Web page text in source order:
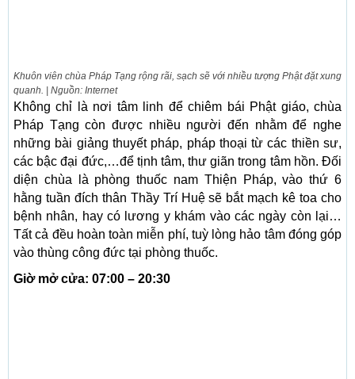
Khuôn viên chùa Pháp Tạng rộng rãi, sạch sẽ với nhiều tượng Phật đặt xung
quanh. | Nguồn: Internet
Không chỉ là nơi tâm linh để chiêm bái Phật giáo, chùa
Pháp Tạng còn được nhiều người đến nhằm để nghe
những bài giảng thuyết pháp, pháp thoại từ các thiền sư,
các bậc đại đức,…để tịnh tâm, thư giãn trong tâm hồn. Đối
diện chùa là phòng thuốc nam Thiện Pháp, vào thứ 6
hằng tuần đích thân Thầy Trí Huệ sẽ bắt mạch kê toa cho
bệnh nhân, hay có lương y khám vào các ngày còn lại…
Tất cả đều hoàn toàn miễn phí, tuỳ lòng hảo tâm đóng góp
vào thùng công đức tại phòng thuốc.
Giờ mở cửa: 07:00 – 20:30